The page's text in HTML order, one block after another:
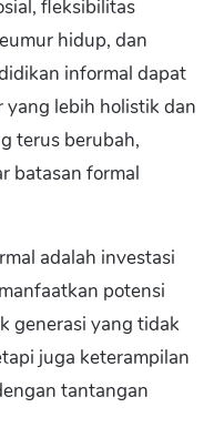
fleksibilitas
hidup, dan
informal dapat
lebih holistik dan
terus berubah,
batasan formal
adalah investasi
potensi
generasi yang tidak
juga keterampilan
tantangan